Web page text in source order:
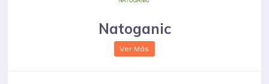
Natoganic
Ver Más